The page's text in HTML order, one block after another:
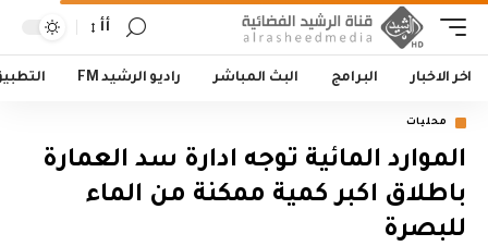
أأ
اخر الاخبار البرامج البث المباشر راديو الرشيد FM
محليات
الموارد المائية توجه ادارة سد العمارة
باطلاق اكبر كمية ممكنة من الماء
للبصرة